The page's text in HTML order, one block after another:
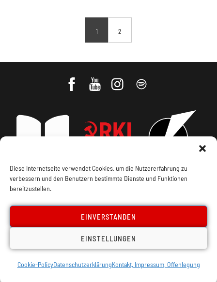
Diese Internetseite verwendet Cookies, um die Nutzererfahrung zu
verbessern und den Benutzern bestimmte Dienste und Funktionen
bereitzustellen.
EINVERSTANDEN
EINSTELLUNGEN
Cookie-PolicyDatenschutzerklärungKontakt, Impressum, Offenlegung
1 2
Impressum, Offenlegung
Datenschutz Kontakt